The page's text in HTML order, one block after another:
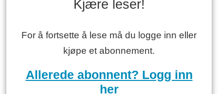
Kjære leser!
For å fortsette å lese må du logge inn eller
kjøpe et abonnement.
Allerede abonnent? Logg inn
her